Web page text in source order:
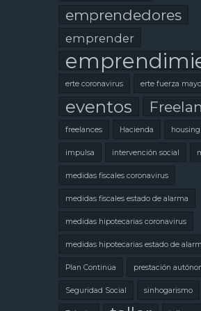
emprendedores
emprender
erte coronavirus erte fuerza
eventos
freelances Hacienda
impulsa intervención social
medidas fiscales coronavirus
medidas fiscales estado de alarma
medidas hipotecarias coronavirus
medidas hipotecarias estado de
Plan Continúa prestación
Seguridad Social sinhogarismo